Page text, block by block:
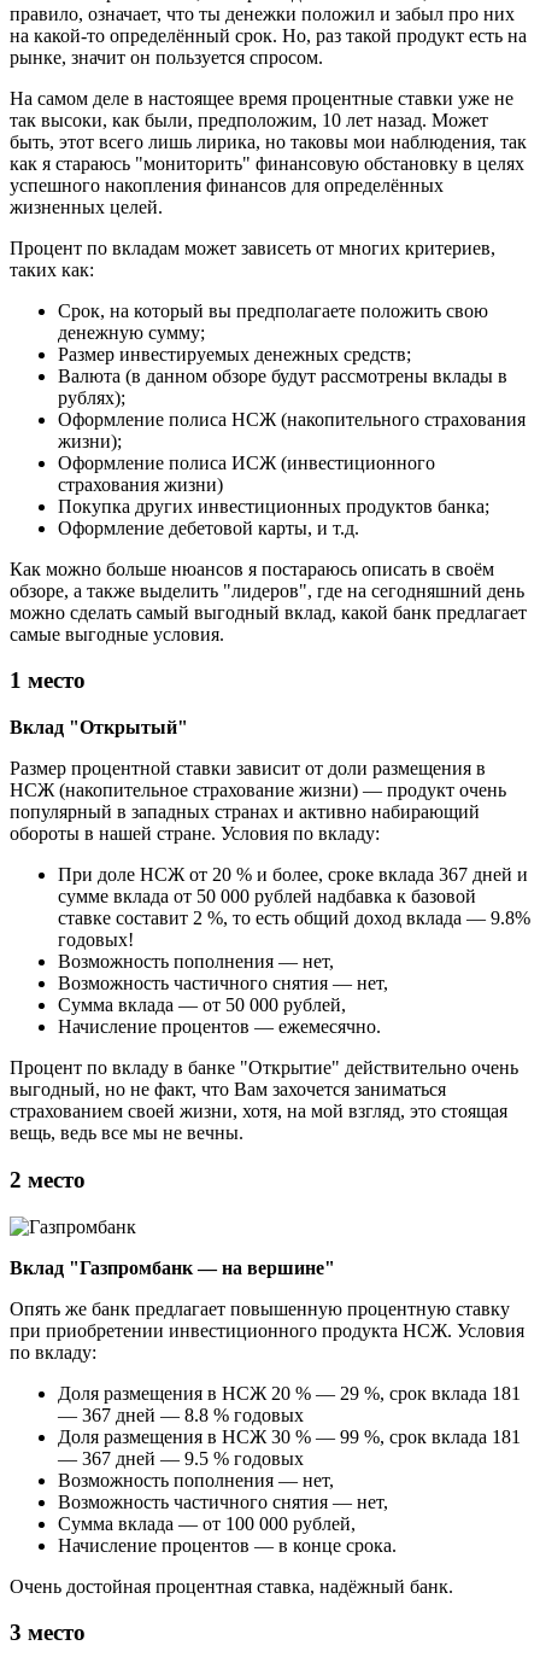
правило, означает, что ты денежки положил и забыл про них
на какой-то определённый срок. Но, раз такой продукт есть на
рынке, значит он пользуется спросом.
На самом деле в настоящее время процентные ставки уже не
так высоки, как были, предположим, 10 лет назад. Может
быть, этот всего лишь лирика, но таковы мои наблюдения, так
как я стараюсь "мониторить" финансовую обстановку в целях
успешного накопления финансов для определённых
жизненных целей.
Процент по вкладам может зависеть от многих критериев,
таких как:
Срок, на который вы предполагаете положить свою
денежную сумму;
Размер инвестируемых денежных средств;
Валюта (в данном обзоре будут рассмотрены вклады в
рублях);
Оформление полиса НСЖ (накопительного страхования
жизни);
Оформление полиса ИСЖ (инвестиционного
страхования жизни)
Покупка других инвестиционных продуктов банка;
Оформление дебетовой карты, и т.д.
Как можно больше нюансов я постараюсь описать в своём
обзоре, а также выделить "лидеров", где на сегодняшний день
можно сделать самый выгодный вклад, какой банк предлагает
самые выгодные условия.
1 место
Вклад "Открытый"
Размер процентной ставки зависит от доли размещения в
НСЖ (накопительное страхование жизни) — продукт очень
популярный в западных странах и активно набирающий
обороты в нашей стране. Условия по вкладу:
При доле НСЖ от 20 % и более, сроке вклада 367 дней и
сумме вклада от 50 000 рублей надбавка к базовой
ставке составит 2 %, то есть общий доход вклада — 9.8%
годовых!
Возможность пополнения — нет,
Возможность частичного снятия — нет,
Сумма вклада — от 50 000 рублей,
Начисление процентов — ежемесячно.
Процент по вкладу в банке "Открытие" действительно очень
выгодный, но не факт, что Вам захочется заниматься
страхованием своей жизни, хотя, на мой взгляд, это стоящая
вещь, ведь все мы не вечны.
2 место
Вклад "Газпромбанк — на вершине"
Опять же банк предлагает повышенную процентную ставку
при приобретении инвестиционного продукта НСЖ. Условия
по вкладу:
Доля размещения в НСЖ 20 % — 29 %, срок вклада 181
— 367 дней — 8.8 % годовых
Доля размещения в НСЖ 30 % — 99 %, срок вклада 181
— 367 дней — 9.5 % годовых
Возможность пополнения — нет,
Возможность частичного снятия — нет,
Сумма вклада — от 100 000 рублей,
Начисление процентов — в конце срока.
Очень достойная процентная ставка, надёжный банк.
3 место